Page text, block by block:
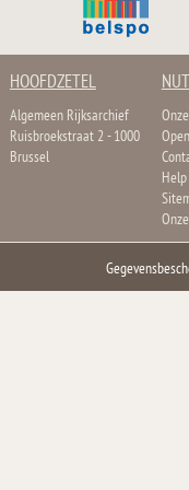
HOOFDZETEL
Algemeen Rijksarchief
Ruisbroekstraat 2 - 1000
Brussel
Help